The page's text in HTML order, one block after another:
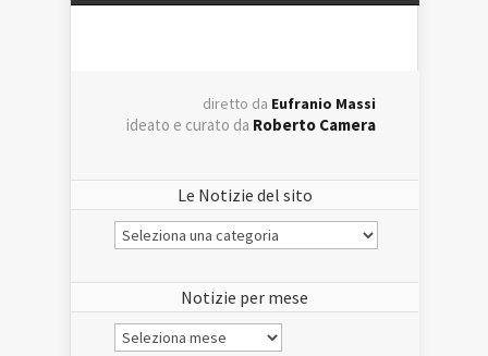
diretto da Eufranio Massi
ideato e curato da Roberto Camera
Le Notizie del sito
Le
Notizie
Notizie per mese
Notizie
per